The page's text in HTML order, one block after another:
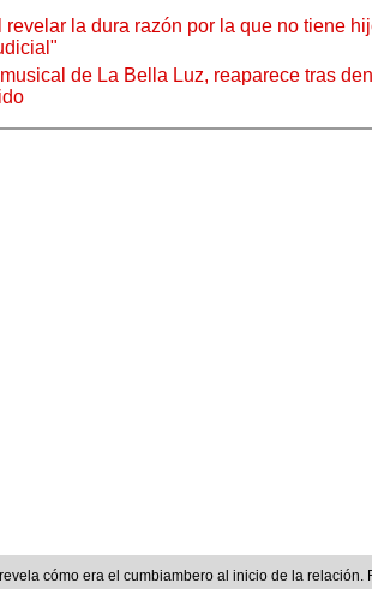
la dura razón por la que no tiene
de La Bella Luz, reaparece tras
cómo era el cumbiambero al inicio de la relación.